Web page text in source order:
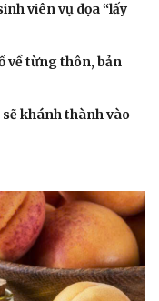
viên vụ dọa “lấy
về từng thôn, bản
khánh thành vào